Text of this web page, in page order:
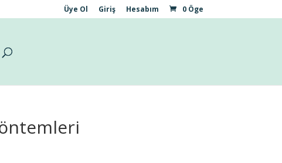
Üye Ol Giriş Hesabım 0 Öge